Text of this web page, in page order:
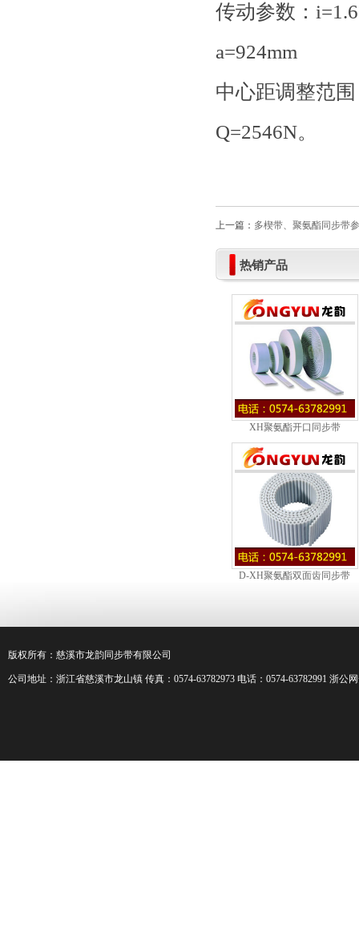
传动参数：i=1.6
a=924mm
中心距调整范围
Q=2546N。
上一篇： 多楔带、聚氨酯同步带
热销产品
XH聚氨酯开口同步带
D-XH聚氨酯双面齿同步带
版权所有：慈溪市龙韵同步带有限公司
公司地址：浙江省慈溪市龙山镇 传真：0574-63782973 电话：0574-63782991 浙公